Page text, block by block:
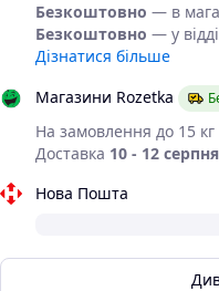
Безкоштовно — в
Безкоштовно — у
Дізнатися більше
Магазини Rozetka
На замовлення до 15 кг
Доставка 10 - 12 серпня
Нова Пошта